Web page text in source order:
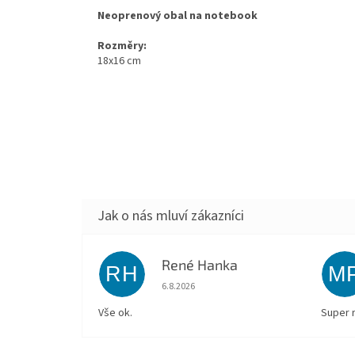
Neoprenový obal na notebook
Rozměry:
18x16 cm
RH René Hanka
Hodnocení obchodu je 5 z 5 hvězdiček.
6.8.2026
Vše ok. Super